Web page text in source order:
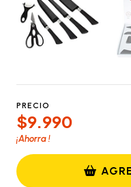
PRECIO
$9.990
¡Ahorra!